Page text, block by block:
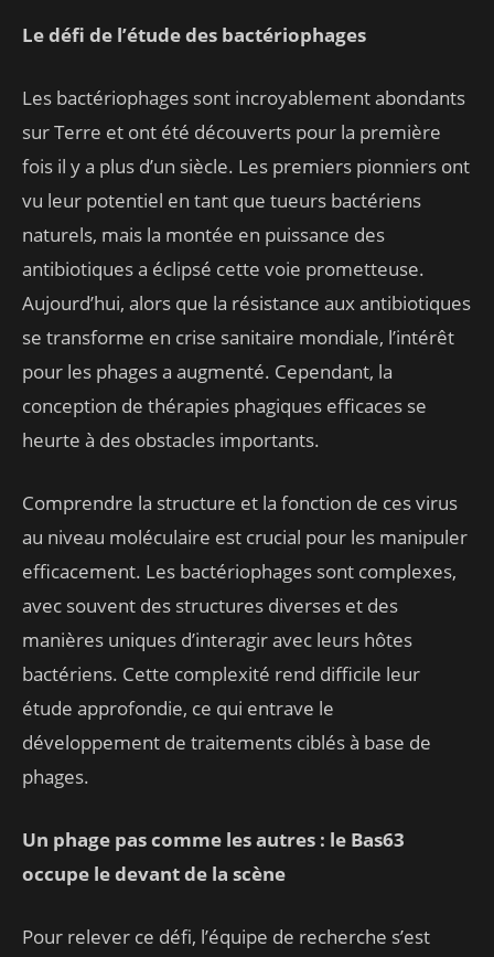
Le défi de l’étude des bactériophages
Les bactériophages sont incroyablement abondants
sur Terre et ont été découverts pour la première
fois il y a plus d’un siècle. Les premiers pionniers ont
vu leur potentiel en tant que tueurs bactériens
naturels, mais la montée en puissance des
antibiotiques a éclipsé cette voie prometteuse.
Aujourd’hui, alors que la résistance aux antibiotiques
se transforme en crise sanitaire mondiale, l’intérêt
pour les phages a augmenté. Cependant, la
conception de thérapies phagiques efficaces se
heurte à des obstacles importants.
Comprendre la structure et la fonction de ces virus
au niveau moléculaire est crucial pour les manipuler
efficacement. Les bactériophages sont complexes,
avec souvent des structures diverses et des
manières uniques d’interagir avec leurs hôtes
bactériens. Cette complexité rend difficile leur
étude approfondie, ce qui entrave le
développement de traitements ciblés à base de
phages.
Un phage pas comme les autres : le Bas63
occupe le devant de la scène
Pour relever ce défi, l’équipe de recherche s’est